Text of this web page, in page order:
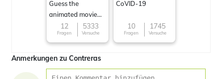
Guess the
animated movie
character
12
Fragen
5333
Versuche
CoVID-19
10
Fragen
1745
Versuche
Anmerkungen zu Contreras